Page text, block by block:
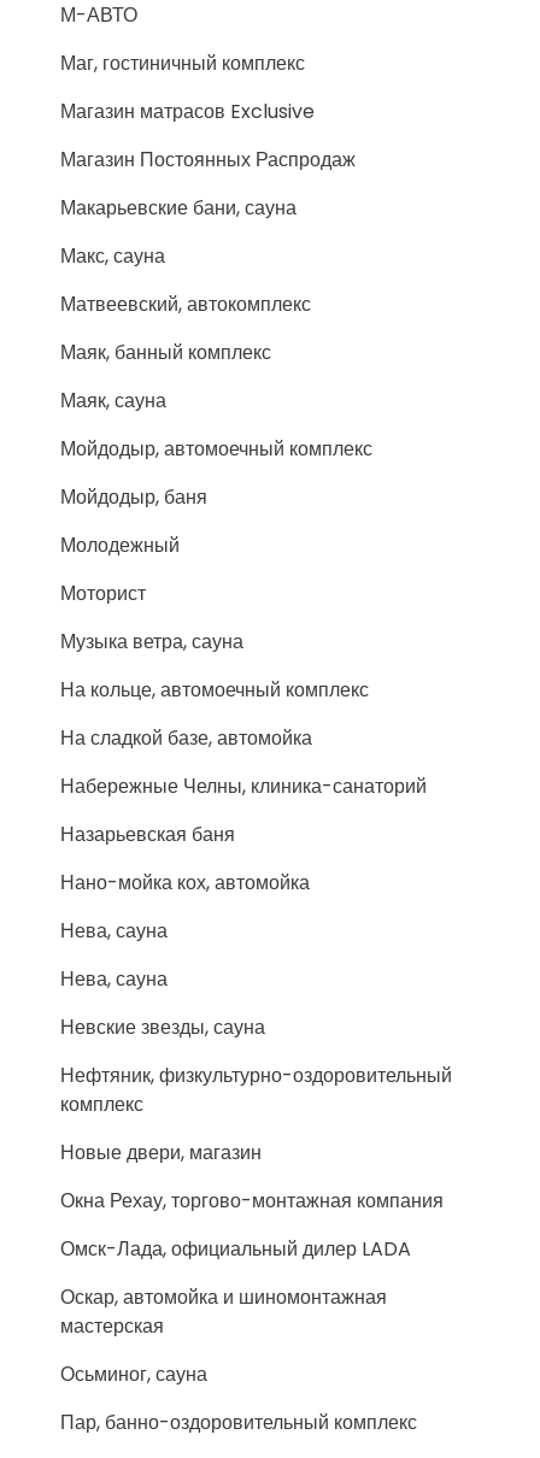
М-АВТО
Маг, гостиничный комплекс
Магазин матрасов Exclusive
Магазин Постоянных Распродаж
Макарьевские бани, сауна
Макс, сауна
Матвеевский, автокомплекс
Маяк, банный комплекс
Маяк, сауна
Мойдодыр, автомоечный комплекс
Мойдодыр, баня
Молодежный
Моторист
Музыка ветра, сауна
На кольце, автомоечный комплекс
На сладкой базе, автомойка
Набережные Челны, клиника-санаторий
Назарьевская баня
Нано-мойка кох, автомойка
Нева, сауна
Нева, сауна
Невские звезды, сауна
Нефтяник, физкультурно-оздоровительный
комплекс
Новые двери, магазин
Окна Рехау, торгово-монтажная компания
Омск-Лада, официальный дилер LADA
Оскар, автомойка и шиномонтажная
мастерская
Осьминог, сауна
Пар, банно-оздоровительный комплекс